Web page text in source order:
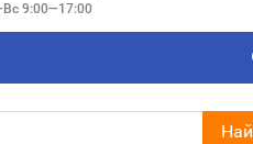
9:00—17:00